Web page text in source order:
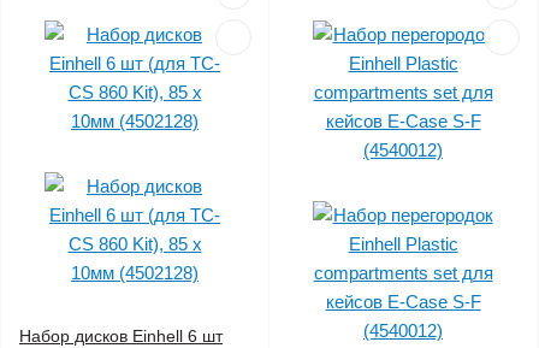
Набор дисков Einhell 6 шт